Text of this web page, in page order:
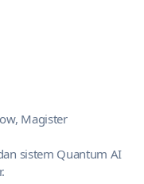
Magister
sistem Quantum AI